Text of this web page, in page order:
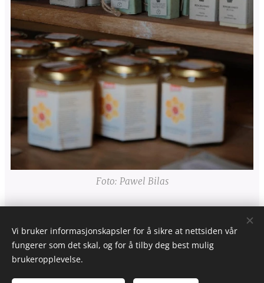
Foto: Pawel Bilas
Vi bruker informasjonskapsler for å sikre at nettsiden vår
fungerer som det skal, og for å tilby deg best mulig
brukeropplevelse.